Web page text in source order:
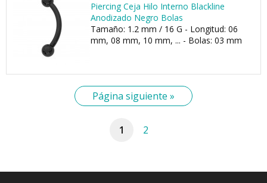
Piercing Ceja Hilo Interno Blackline
Anodizado Negro Bolas
Tamaño: 1.2 mm / 16 G - Longitud: 06
mm, 08 mm, 10 mm, ... - Bolas: 03 mm
Página siguiente »
1 2